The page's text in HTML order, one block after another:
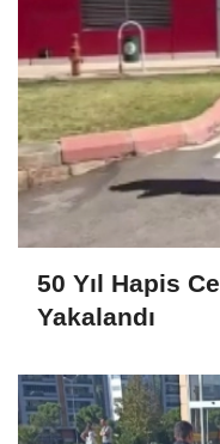
50 Yıl Hapis
Yakalandı